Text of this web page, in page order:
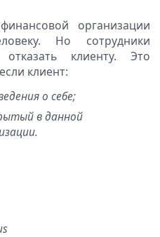
организации
Но сотрудники
клиенту. Это
клиент:
о себе;
в данной